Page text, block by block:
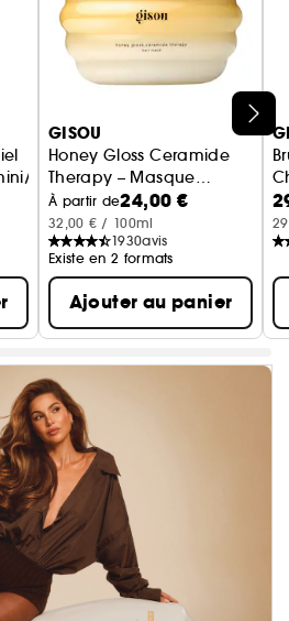
voyage
GISOU
Honey Gloss Ceramide
Therapy – Masque
cheveux
À partir de24,00 €
32,00 € / 100ml
1930avis
Existe en 2 formats
Ajouter au panier